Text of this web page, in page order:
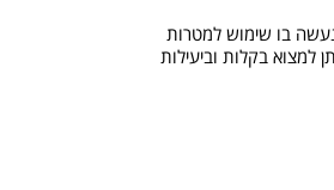
בו שימוש למטרות
למצוא בקלות וביעילות